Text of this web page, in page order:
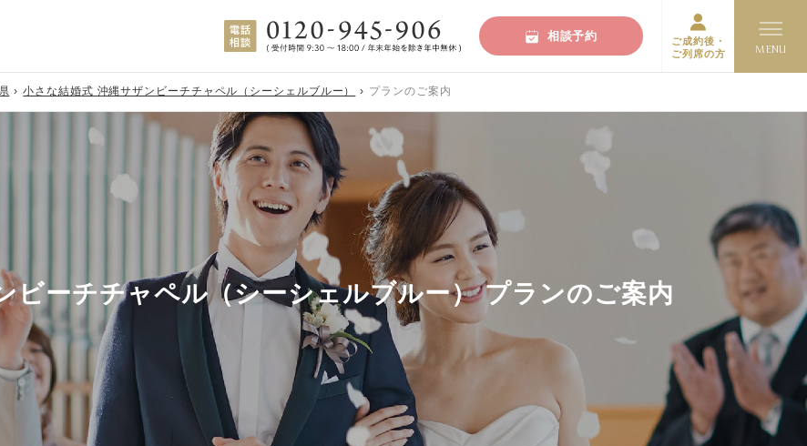
相談予約
ご成約後・
ご列席の方
小さな結婚式 沖縄サザンビーチチャペル（シーシェルブルー） プランのご案内
ビーチチャペル（シーシェルブルー） プランのご案内